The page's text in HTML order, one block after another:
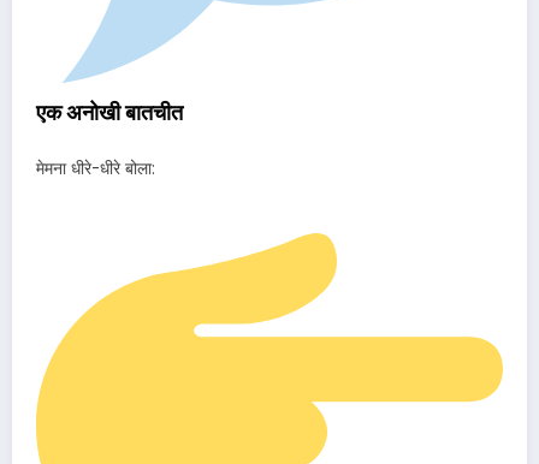
एक अनोखी बातचीत
मेमना धीरे-धीरे बोला: